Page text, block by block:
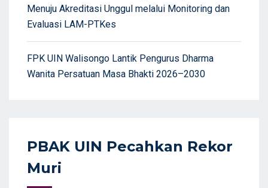
Menuju Akreditasi Unggul melalui Monitoring dan
Evaluasi LAM-PTKes
FPK UIN Walisongo Lantik Pengurus Dharma
Wanita Persatuan Masa Bhakti 2026–2030
PBAK UIN Pecahkan Rekor
Muri